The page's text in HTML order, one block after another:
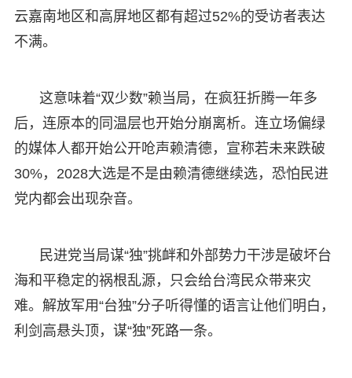
云嘉南地区和高屏地区都有超过52%的受访者表达
不满。
这意味着“双少数”赖当局，在疯狂折腾一年多
后，连原本的同温层也开始分崩离析。连立场偏绿
的媒体人都开始公开呛声赖清德，宣称若未来跌破
30%，2028大选是不是由赖清德继续选，恐怕民进
党内都会出现杂音。
民进党当局谋“独”挑衅和外部势力干涉是破坏台
海和平稳定的祸根乱源，只会给台湾民众带来灾
难。解放军用“台独”分子听得懂的语言让他们明白，
利剑高悬头顶，谋“独”死路一条。